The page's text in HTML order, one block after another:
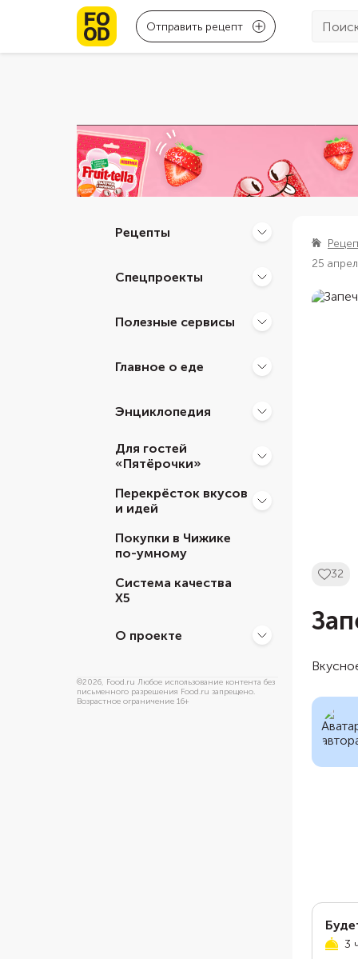
Отправить рецепт
Рецепты
Спецпроекты
Полезные сервисы
Главное о еде
Энциклопедия
Для гостей
«Пятёрочки»
Перекрёсток вкусов
и идей
Покупки в Чижике
по-умному
Система качества
Х5
О проекте
©2026, Food.ru Любое использование контента без
письменного разрешения Food.ru запрещено.
Возрастное ограничение 16+
25
32
3